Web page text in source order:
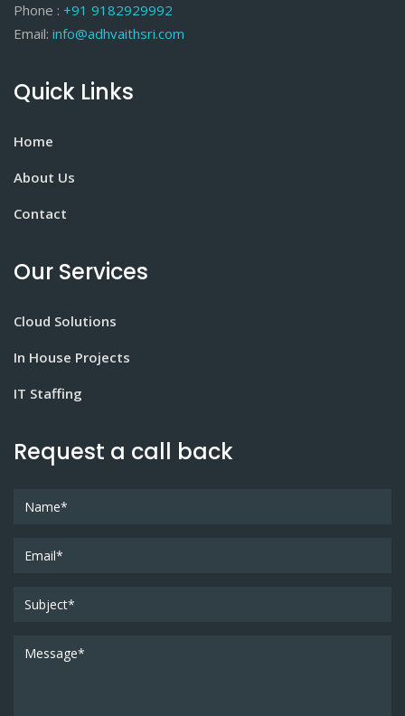
Phone : +91 9182929992
Email: info@adhvaithsri.com
Quick Links
Home
About Us
Contact
Our Services
Cloud Solutions
In House Projects
IT Staffing
Request a call back